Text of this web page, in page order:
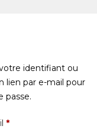
identifiant ou
lien par e-mail pour
passe.
*Obligatoire